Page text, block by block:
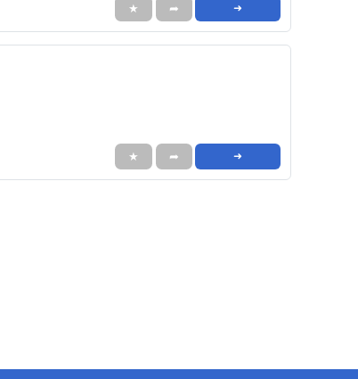
★ ➦ ➜
★ ➦ ➜